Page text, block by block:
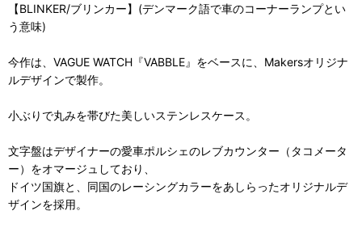
【BLINKER/ブリンカー】(デンマーク語で車のコーナーランプとい
う意味)
今作は、VAGUE WATCH『VABBLE』をベースに、Makersオリジナ
ルデザインで製作。
小ぶりで丸みを帯びた美しいステンレスケース。
文字盤はデザイナーの愛車ポルシェのレブカウンター（タコメータ
ー）をオマージュしており、
ドイツ国旗と、同国のレーシングカラーをあしらったオリジナルデ
ザインを採用。